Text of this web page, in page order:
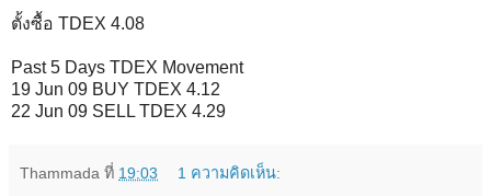
ตั้งซื้อ TDEX 4.08
Past 5 Days TDEX Movement
19 Jun 09 BUY TDEX 4.12
22 Jun 09 SELL TDEX 4.29
Thammada ที่ 19:03 1 ความคิดเห็น: